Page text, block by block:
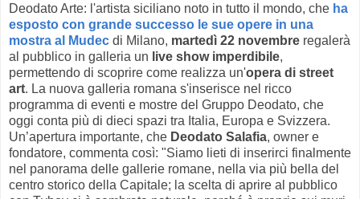
Deodato Arte: l'artista siciliano noto in tutto il mondo, che ha
esposto con grande successo le sue opere in una
mostra al Mudec di Milano, martedì 22 novembre regalerà
al pubblico in galleria un live show imperdibile,
permettendo di scoprire come realizza un'opera di street
art. La nuova galleria romana s'inserisce nel ricco
programma di eventi e mostre del Gruppo Deodato, che
oggi conta più di dieci spazi tra Italia, Europa e Svizzera.
Un’apertura importante, che Deodato Salafia, owner e
fondatore, commenta così: "Siamo lieti di inserirci finalmente
nel panorama delle gallerie romane, nella via più bella del
centro storico della Capitale; la scelta di aprire al pubblico